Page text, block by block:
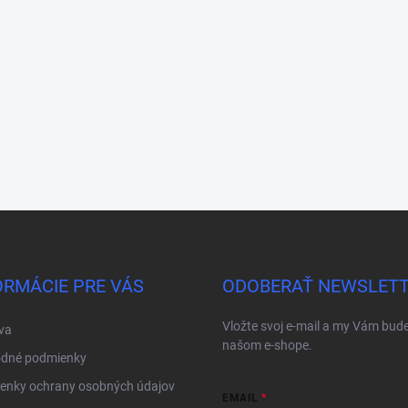
PRE VÁS
podmienky
ochrany osobných údajov
ODOBERAŤ
Vložte svoj e-mail a my Vám
našom e-shope.
EMAIL